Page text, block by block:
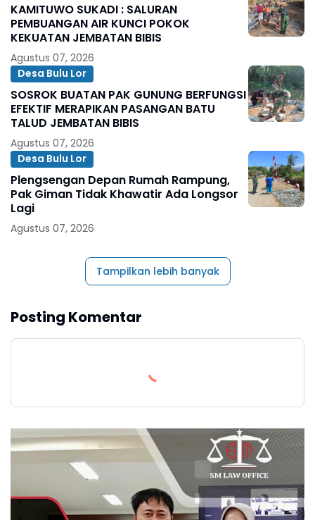
KAMITUWO SUKADI : SALURAN
PEMBUANGAN AIR KUNCI POKOK
KEKUATAN JEMBATAN BIBIS
Agustus 07, 2026
Desa Bulu Lor
SOSROK BUATAN PAK GUNUNG BERFUNGSI
EFEKTIF MERAPIKAN PASANGAN BATU
TALUD JEMBATAN BIBIS
Agustus 07, 2026
Desa Bulu Lor
Plengsengan Depan Rumah Rampung,
Pak Giman Tidak Khawatir Ada Longsor
Lagi
Agustus 07, 2026
Tampilkan lebih banyak
Posting Komentar